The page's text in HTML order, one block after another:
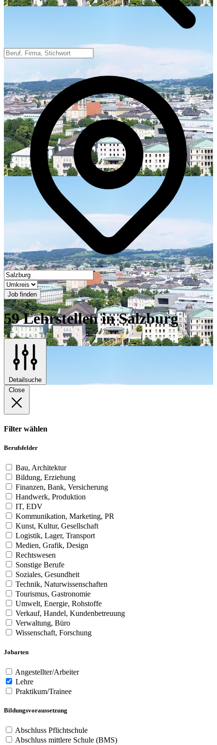
Job finden
59 Lehrstellen in Salzburg
Detailsuche
Close
Filter wählen
Berufsfelder
Bau, Architektur
Bildung, Erziehung
Finanzen, Bank, Versicherung
Handwerk, Produktion
IT, EDV
Kommunikation, Marketing, PR
Kunst, Kultur, Gesellschaft
Logistik, Lager, Transport
Medien, Grafik, Design
Rechtswesen
Sonstige Berufe
Soziales, Gesundheit
Technik, Naturwissenschaften
Tourismus, Gastronomie
Umwelt, Energie, Rohstoffe
Verkauf, Handel, Kundenbetreuung
Verwaltung, Büro
Wissenschaft, Forschung
Jobarten
Angestellter/Arbeiter
Lehre
Praktikum/Trainee
Bildungsvoraussetzung
Abschluss Pflichtschule
Abschluss mittlere Schule (BMS)